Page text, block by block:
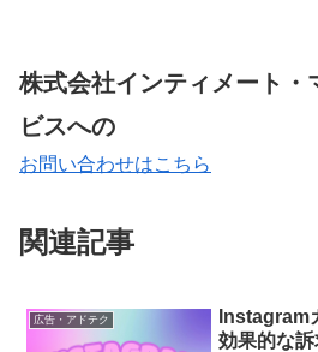
株式会社インティメート・
ビスへの
お問い合わせはこちら
関連記事
広告・アドテク
Instagram
効果的な